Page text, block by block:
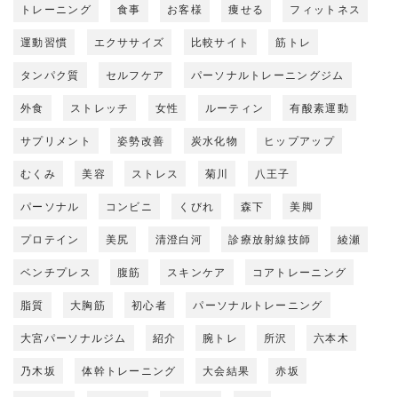
トレーニング 食事 お客様 痩せる フィットネス
運動習慣 エクササイズ 比較サイト 筋トレ
タンパク質 セルフケア パーソナルトレーニングジム
外食 ストレッチ 女性 ルーティン 有酸素運動
サプリメント 姿勢改善 炭水化物 ヒップアップ
むくみ 美容 ストレス 菊川 八王子
パーソナル コンビニ くびれ 森下 美脚
プロテイン 美尻 清澄白河 診療放射線技師 綾瀬
ベンチプレス 腹筋 スキンケア コアトレーニング
脂質 大胸筋 初心者 パーソナルトレーニング
大宮パーソナルジム 紹介 腕トレ 所沢 六本木
乃木坂 体幹トレーニング 大会結果 赤坂